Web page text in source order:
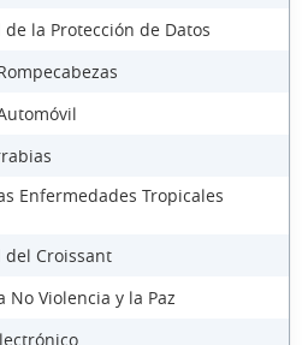
la Protección de Datos
Enfermedades Tropicales
Croissant
Violencia y la Paz